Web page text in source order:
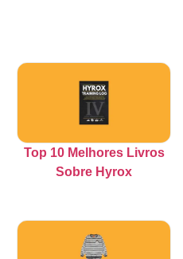
Top 10 Melhores Livros
Sobre Hyrox